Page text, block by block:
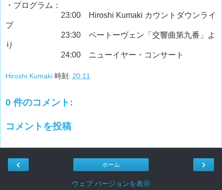
・プログラム：
23:00 Hiroshi Kumaki カウントダウンライ
ブ
23:30 ベートーヴェン「交響曲第九番」よ
り
24:00 ニューイヤー・コンサート
Hiroshi Kumaki 時刻: 20:11
0 件のコメント:
コメントを投稿
‹ ›
ホーム
ウェブ バージョンを表示